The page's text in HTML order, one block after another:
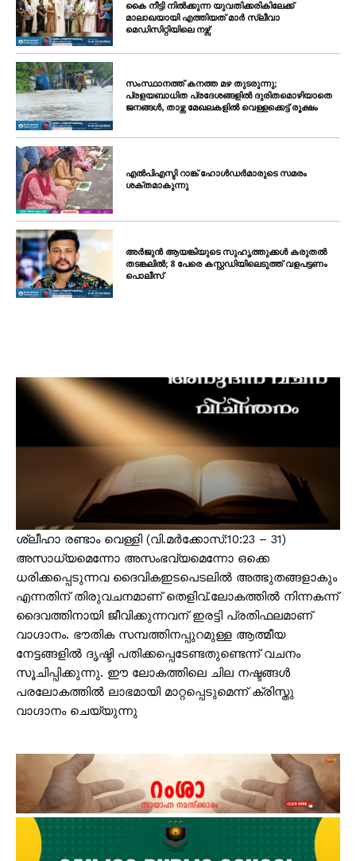
SUBSCRIBE NOW
PALA VISION
About
Contact us
Subscription Plans
My account
Grievance Redressal
കൈ നീട്ടി നിൽക്കുന്ന യുവതിക്കരികിലേക്ക്
മാലാഖയായി എത്തിയത് മാർ സ്ലീവാ
മെഡിസിറ്റിയിലെ നഴ്സ്
സംസ്ഥാനത്ത് കനത്ത മഴ തുടരുന്നു;
പ്രളയബാധിത പ്രദേശങ്ങളിൽ ദുരിതമൊഴിയാതെ
ജനങ്ങൾ, താഴ്ന്ന മേഖലകളിൽ വെള്ളക്കെട്ട് രൂക്ഷം
എൽപിഎസ്ടി റാങ്ക് ഹോൾഡർമാരുടെ സമരം
ശക്തമാകുന്നു
അർജുൻ ആയങ്കിയുടെ സുഹൃത്തുക്കൾ കരുതൽ
തടങ്കലിൽ; 8 പേരെ കസ്റ്റഡിയിലെടുത്ത് വളപട്ടണം
പൊലീസ്
ശ്ലീഹാ രണ്ടാം വെള്ളി (വി.മർക്കോസ്:10:23 – 31)
അസാധ്യമെന്നോ അസംഭവ്യമെന്നോ ഒക്കെ
ധരിക്കപ്പെടുന്നവ ദൈവികഇടപെടലിൽ അത്ഭുതങ്ങളാകും
എന്നതിന് തിരുവചനമാണ് തെളിവ്.ലോകത്തിൽ നിന്നകന്ന്
ദൈവത്തിനായി ജീവിക്കുന്നവന് ഇരട്ടി പ്രതിഫലമാണ്
വാഗ്ദാനം. ഭൗതിക സമ്പത്തിനപ്പുറമുള്ള ആത്മീയ
നേട്ടങ്ങളിൽ ദൃഷ്ടി പതിക്കപ്പെടേണ്ടതുണ്ടെന്ന് വചനം
സൂചിപ്പിക്കുന്നു. ഈ ലോകത്തിലെ ചില നഷ്ടങ്ങൾ
പരലോകത്തിൽ ലാഭമായി മാറ്റപ്പെടുമെന്ന് ക്രിസ്തു
വാഗ്ദാനം ചെയ്യുന്നു